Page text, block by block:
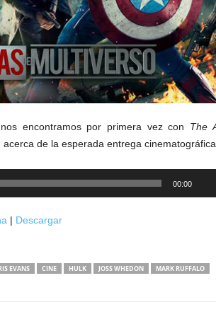
encontramos por primera vez con The
de la esperada entrega
00:00
| Descargar
EVANS CINE HULK JOSS WHEDON
MARK RUFFALO